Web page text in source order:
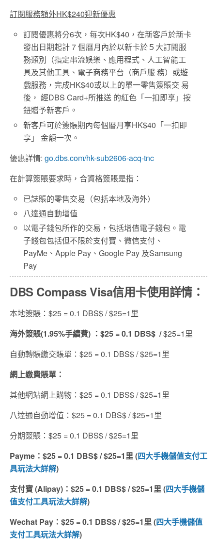
訂閱服務額外HK$240迎新優惠
訂閱優惠將分6次，每次HK$40，在新客戶於新卡
發出日期起計 7 個曆月內於以新卡於５大訂閱服
務類別（指定串流娛樂、應用程式、人工智能工
具及其他工具、電子商務平台（商戶服 務）或遊
戲服務，完成HK$40或以上的單一零售簽賬交 易
後， 經DBS Card+所推送 的紅色「一扣即享」按
鈕贈予新客戶。
新客戶可於簽賬期內每個曆月享HK$40「一扣即
享」 金額一次。
優惠詳情: go.dbs.com/hk-sub2606-acq-tnc
在計算簽賬要求時，合資格簽賬是指：
已誌賬的零售交易（包括本地及海外）
八達通自動增值
以電子錢包所作的交易，包括增值電子錢包。電
子錢包包括但不限於支付寶、微信支付、
PayMe、Apple Pay、Google Pay 及Samsung
Pay
DBS Compass Visa信用卡使用詳情：
本地簽賬：$25 = 0.1 DBS$ / $25=1里
海外簽賬(1.95%手續費) ： $25 = 0.1 DBS$ /$25=1里
自動轉賬繳交賬單：$25 = 0.1 DBS$ / $25=1里
網上繳費賬單：
其他網站網上購物：$25 = 0.1 DBS$ / $25=1里
八達通自動增值：$25 = 0.1 DBS$ / $25=1里
分期簽賬：$25 = 0.1 DBS$ / $25=1里
Payme ： $25 = 0.1 DBS$ / $25=1里(四大手機儲值支付工
具玩法大詳解)
支付寶(Alipay) ： $25 = 0.1 DBS$ / $25=1里(四大手機儲
值支付工具玩法大詳解)
Wechat Pay ： $25 = 0.1 DBS$ / $25=1里(四大手機儲值
支付工具玩法大詳解)